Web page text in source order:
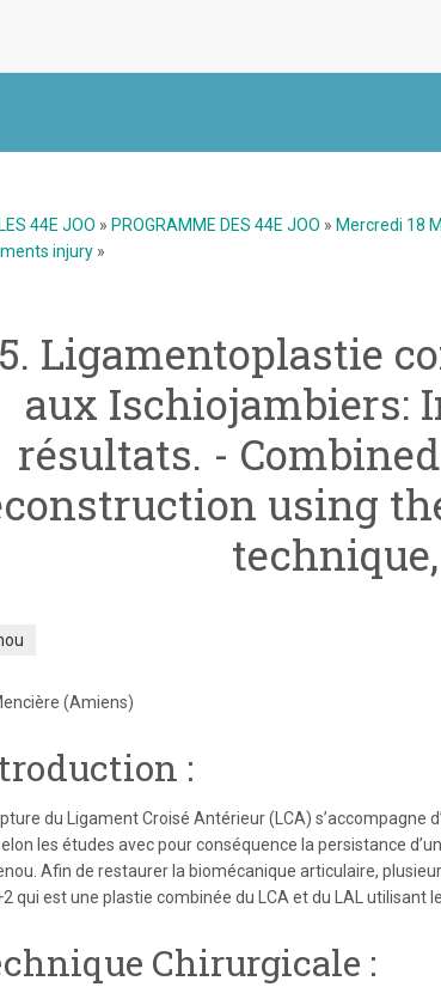
LES 44E JOO » PROGRAMME DES 44E JOO » Mercredi 18
injury »
Ligamentoplastie
aux Ischiojambiers:
résultats. -
using
(Amiens)
:
du Ligament Croisé Antérieur (LCA)
les études avec pour conséquence la persistance
Afin de restaurer la biomécanique articulaire,
qui est une plastie combinée du LCA et du LAL utilisant
Chirurgicale :